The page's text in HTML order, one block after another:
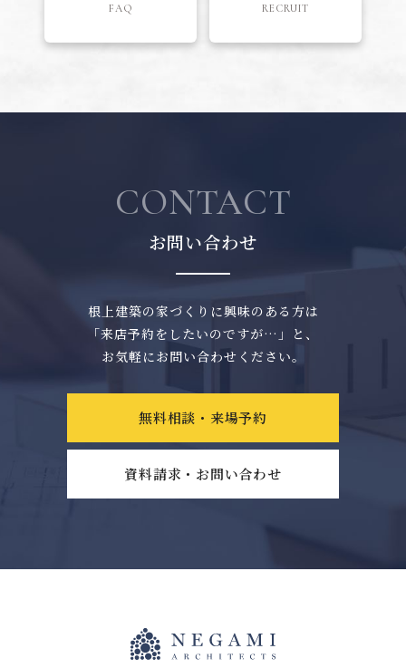
FAQ RECRUIT
CONTACT
お問い合わせ
根上建築の家づくりに興味のある方は
「来店予約をしたいのですが…」と、
お気軽にお問い合わせください。
無料相談・来場予約
資料請求・お問い合わせ